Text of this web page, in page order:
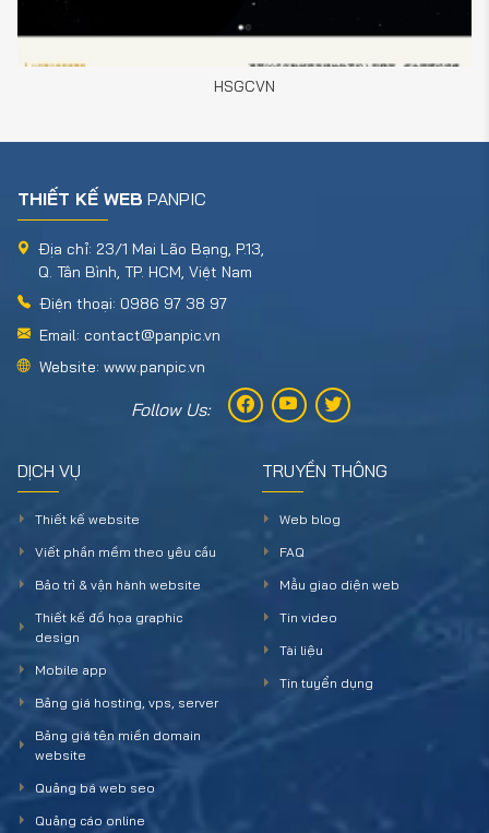
HSGCVN
THIẾT KẾ WEB PANPIC
Địa chỉ: 23/1 Mai Lão Bạng, P.13,
Q. Tân Bình, TP. HCM, Việt Nam
Điện thoại: 0986 97 38 97
Email: contact@panpic.vn
Website: www.panpic.vn
Follow Us:
DỊCH VỤ
Thiết kế website
Viết phần mềm theo yêu cầu
Bảo trì & vận hành website
Thiết kế đồ họa graphic
design
Mobile app
Bảng giá hosting, vps, server
Bảng giá tên miền domain
website
Quảng bá web seo
Quảng cáo online
TRUYỀN THÔNG
Web blog
FAQ
Mẫu giao diện web
Tin video
Tài liệu
Tin tuyển dụng